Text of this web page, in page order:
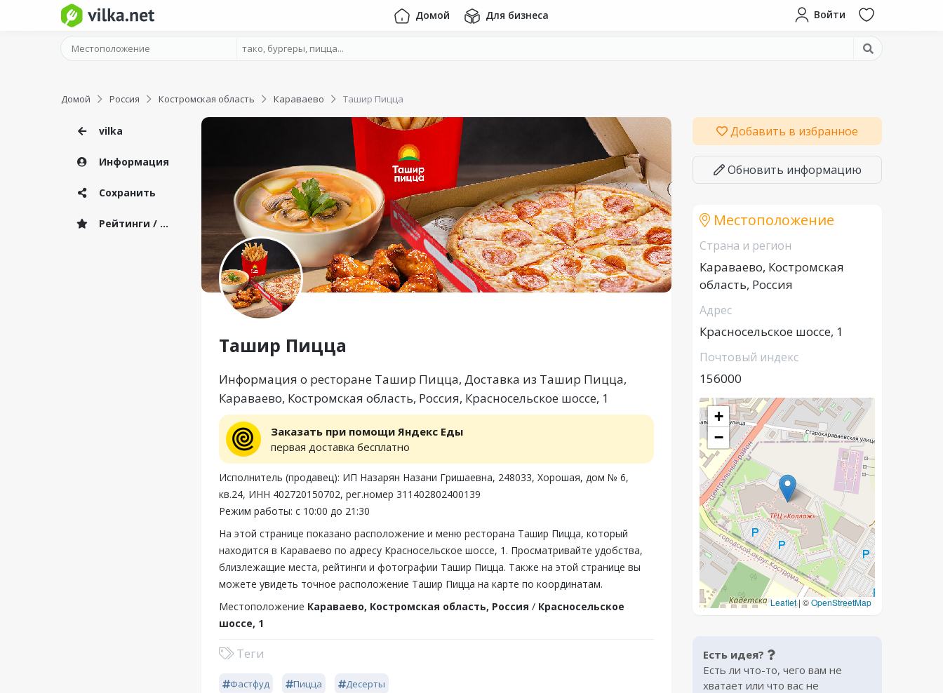
Домой Для бизнеса Войти
Домой Россия Костромская область Караваево Ташир Пицца
vilka
Информация
Сохранить
Рейтинги / Отзывы
Ташир Пицца
Информация о ресторане Ташир Пицца, Доставка из Ташир Пицца,
Караваево, Костромская область, Россия, Красносельское шоссе, 1
Заказать при помощи Яндекс Еды
первая доставка бесплатно
Исполнитель (продавец): ИП Назарян Назани Гришаевна, 248033, Хорошая, дом № 6,
кв.24, ИНН 402720150702, рег.номер 311402802400139
Режим работы: с 10:00 до 21:30
На этой странице показано расположение и меню ресторана Ташир Пицца, который
находится в Караваево по адресу Красносельское шоссе, 1. Просматривайте удобства,
близлежащие места, рейтинги и фотографии Ташир Пицца. Также на этой странице вы
можете увидеть точное расположение Ташир Пицца на карте по координатам.
Местоположение Караваево, Костромская область, Россия / Красносельское
шоссе, 1
Теги
Фастфуд Пицца Десерты
Добавить в избранное
Обновить информацию
Местоположение
Страна и регион
Караваево, Костромская
область, Россия
Адрес
Красносельское шоссе, 1
Почтовый индекс
156000
+
−
Leaflet| ©OpenStreetMap
Есть идея?
Есть ли что-то, чего вам не
хватает или что вас не